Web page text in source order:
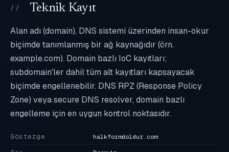
Teknik Kayıt
Alan adı (domain), DNS sistemi üzerinden insan-okur
biçimde tanımlanmış bir ağ kaynağıdır (örn.
example.com). Domain bazlı IoC kayıtları;
subdomain'ler dahil tüm alt kayıtları kapsayacak
biçimde engellenebilir. DNS RPZ (Response Policy
Zone) veya secure DNS resolver, domain bazlı
engelleme için en uygun kontrol noktasıdır.
Gösterge halkformdoldur.com